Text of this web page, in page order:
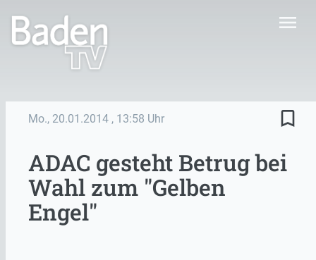
menu
Mo., 20.01.2014 , 13:58 Uhr bookmark_border
ADAC gesteht Betrug bei
Wahl zum "Gelben
Engel"